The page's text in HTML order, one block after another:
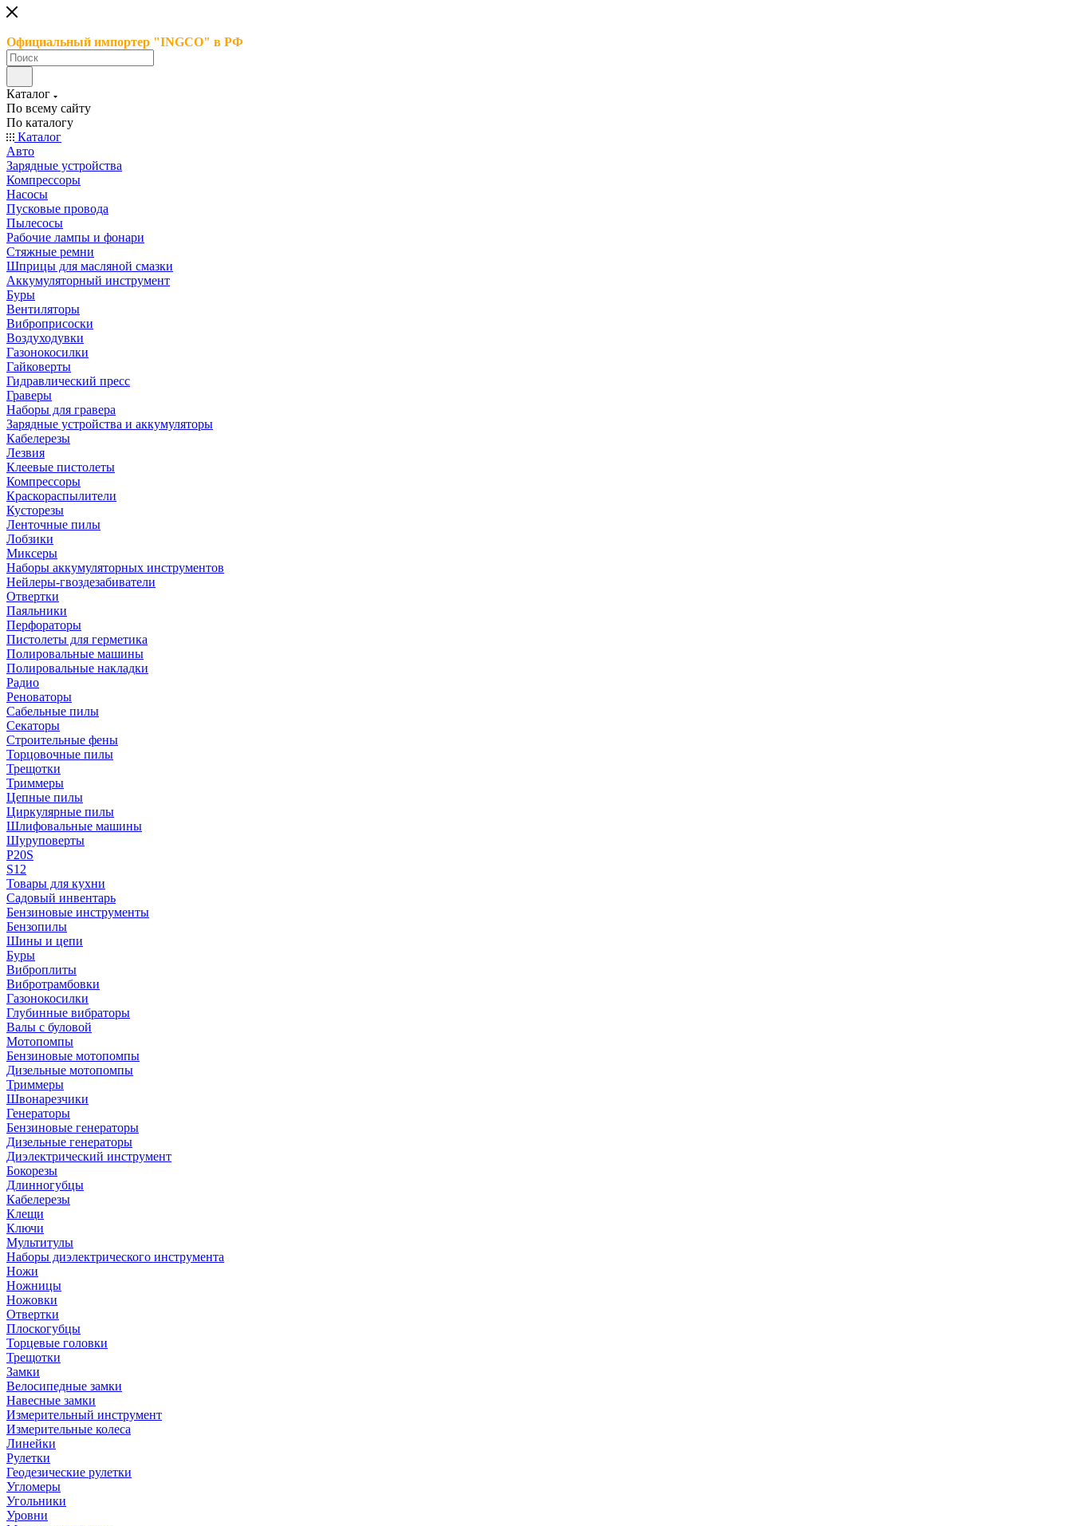
Официальный импортер "INGCO" в РФ
Каталог
По всему сайту
По каталогу
Каталог
Авто
Зарядные устройства
Компрессоры
Насосы
Пусковые провода
Пылесосы
Рабочие лампы и фонари
Стяжные ремни
Шприцы для масляной смазки
Аккумуляторный инструмент
Буры
Вентиляторы
Виброприсоски
Воздуходувки
Газонокосилки
Гайковерты
Гидравлический пресс
Граверы
Наборы для гравера
Зарядные устройства и аккумуляторы
Кабелерезы
Лезвия
Клеевые пистолеты
Компрессоры
Краскораспылители
Кусторезы
Ленточные пилы
Лобзики
Миксеры
Наборы аккумуляторных инструментов
Нейлеры-гвоздезабиватели
Отвертки
Паяльники
Перфораторы
Пистолеты для герметика
Полировальные машины
Полировальные накладки
Радио
Реноваторы
Сабельные пилы
Секаторы
Строительные фены
Торцовочные пилы
Трещотки
Триммеры
Цепные пилы
Циркулярные пилы
Шлифовальные машины
Шуруповерты
P20S
S12
Товары для кухни
Садовый инвентарь
Бензиновые инструменты
Бензопилы
Шины и цепи
Буры
Виброплиты
Вибротрамбовки
Газонокосилки
Глубинные вибраторы
Валы с буловой
Мотопомпы
Бензиновые мотопомпы
Дизельные мотопомпы
Триммеры
Швонарезчики
Генераторы
Бензиновые генераторы
Дизельные генераторы
Диэлектрический инструмент
Бокорезы
Длинногубцы
Кабелерезы
Клещи
Ключи
Мультитулы
Наборы диэлектрического инструмента
Ножи
Ножницы
Ножовки
Отвертки
Плоскогубцы
Торцевые головки
Трещотки
Замки
Велосипедные замки
Навесные замки
Измерительный инструмент
Измерительные колеса
Линейки
Рулетки
Геодезические рулетки
Угломеры
Угольники
Уровни